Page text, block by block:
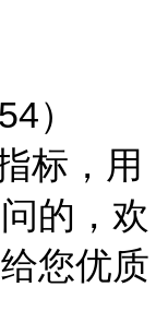
）
标，用
的，欢
您优质